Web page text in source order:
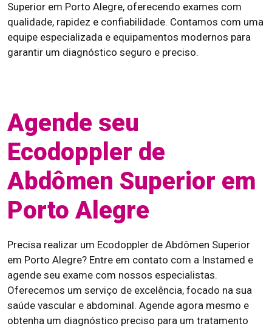
Superior em Porto Alegre, oferecendo exames com
qualidade, rapidez e confiabilidade. Contamos com uma
equipe especializada e equipamentos modernos para
garantir um diagnóstico seguro e preciso.
Agende seu
Ecodoppler de
Abdômen Superior em
Porto Alegre
Precisa realizar um Ecodoppler de Abdômen Superior
em Porto Alegre? Entre em contato com a Instamed e
agende seu exame com nossos especialistas.
Oferecemos um serviço de excelência, focado na sua
saúde vascular e abdominal. Agende agora mesmo e
obtenha um diagnóstico preciso para um tratamento